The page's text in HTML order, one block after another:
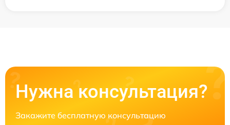
Нужна консультация?
Закажите бесплатную консультацию